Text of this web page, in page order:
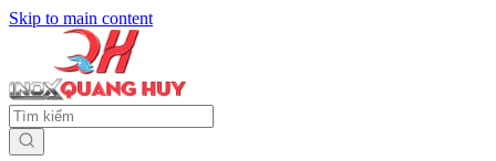
Skip to main content